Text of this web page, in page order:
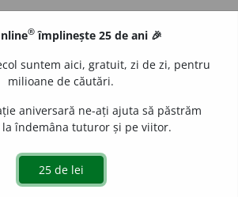
® împlinește 25 de ani 🎉
suntem aici, gratuit, zi de zi, pentru
milioane de căutări.
aniversară ne-ați ajuta să păstrăm
îndemâna tuturor și pe viitor.